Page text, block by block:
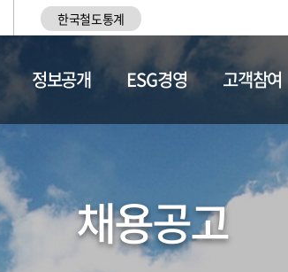
한국철도통계
채
정보공개 ESG경영 고객참여
채용공고